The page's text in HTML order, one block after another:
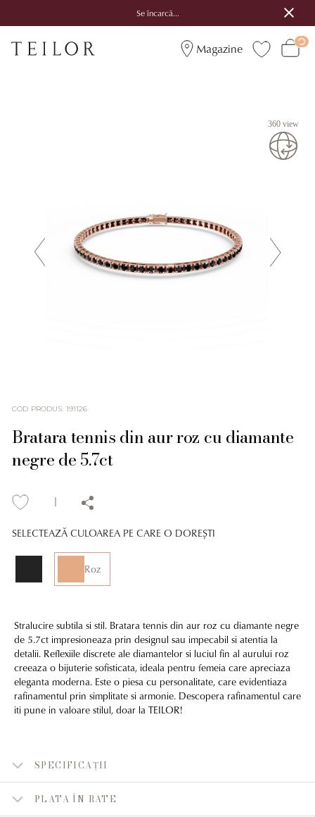
Se încarcă...
Magazine
360 view
COD PRODUS: 191126
Bratara tennis din aur roz cu diamante
negre de 5.7ct
SELECTEAZĂ CULOAREA PE CARE O DOREȘTI
Roz
Stralucire subtila si stil. Bratara tennis din aur roz cu diamante negre
de 5.7ct impresioneaza prin designul sau impecabil si atentia la
detalii. Reflexiile discrete ale diamantelor si luciul fin al aurului roz
creeaza o bijuterie sofisticata, ideala pentru femeia care apreciaza
eleganta moderna. Este o piesa cu personalitate, care evidentiaza
rafinamentul prin simplitate si armonie. Descopera rafinamentul care
iti pune in valoare stilul, doar la TEILOR!
SPECIFICAȚII
PLATA ÎN RATE